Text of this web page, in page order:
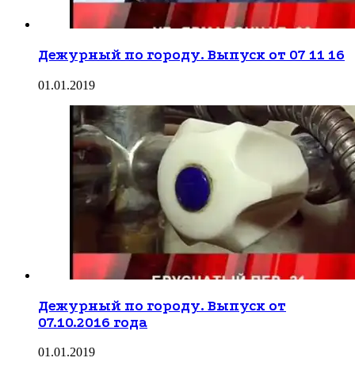
Дежурный по городу. Выпуск от 07 11 16
01.01.2019
Дежурный по городу. Выпуск от
07.10.2016 года
01.01.2019